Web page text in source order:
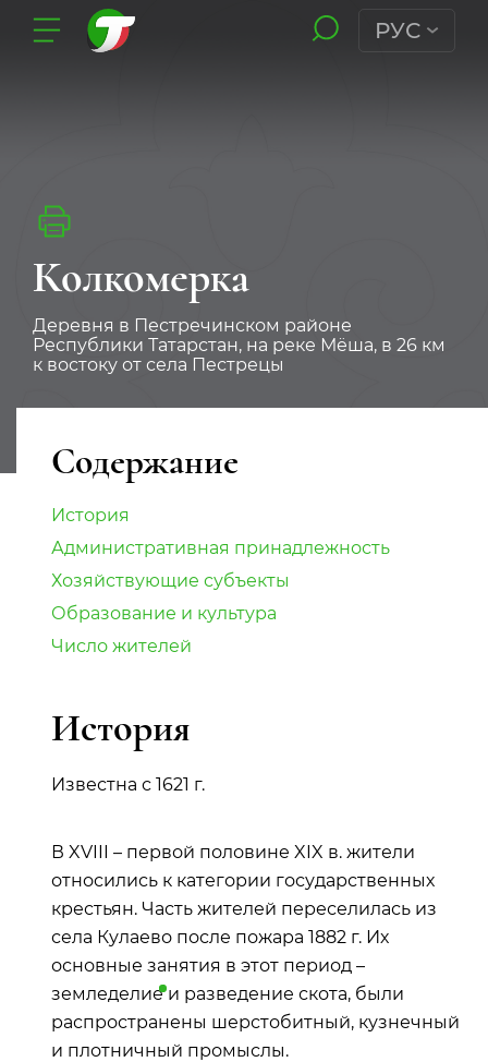
РУС
Колкомерка
Деревня в Пестречинском районе
Республики Татарстан, на реке Мёша, в 26 км
к востоку от села Пестрецы
Содержание
История
Административная принадлежность
Хозяйствующие субъекты
Образование и культура
Число жителей
История
Известна с 1621 г.
В XVIII – первой половине XIX в. жители
относились к категории государственных
крестьян. Часть жителей переселилась из
села Кулаево после пожара 1882 г. Их
основные занятия в этот период –
земледелиеи разведение скота, были
распространены шерстобитный, кузнечный
и плотничный промыслы.